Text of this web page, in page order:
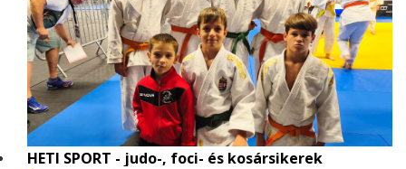
HETI SPORT - judo-, foci- és kosársikerek